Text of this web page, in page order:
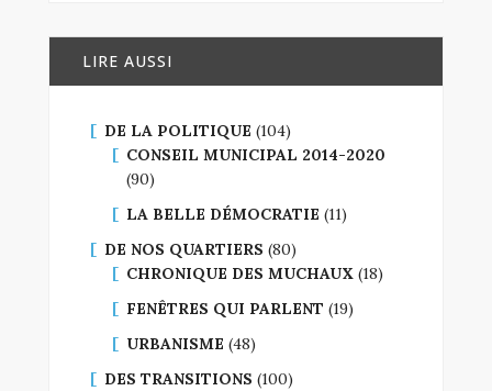
LIRE AUSSI
DE LA POLITIQUE (104)
CONSEIL MUNICIPAL 2014-2020
(90)
LA BELLE DÉMOCRATIE (11)
DE NOS QUARTIERS (80)
CHRONIQUE DES MUCHAUX (18)
FENÊTRES QUI PARLENT (19)
URBANISME (48)
DES TRANSITIONS (100)